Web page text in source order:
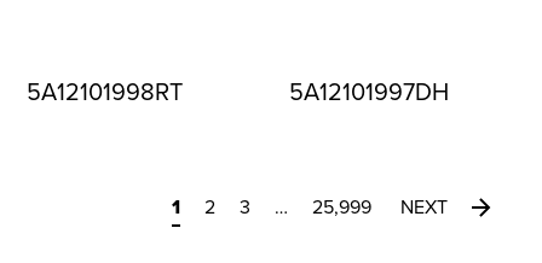
5A12101998RT 5A12101997DH
1 2 3 … 25,999 NEXT